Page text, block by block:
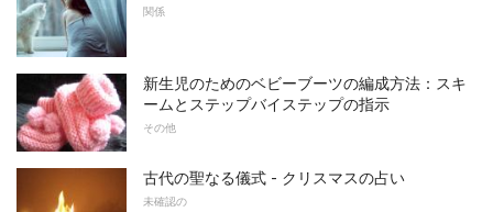
関係
新生児のためのベビーブーツの編成方法：スキ
ームとステップバイステップの指示
その他
古代の聖なる儀式 - クリスマスの占い
未確認の